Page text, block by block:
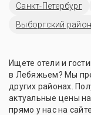
Санкт-Петербург
Выборгский район
Ищете отели и
в Лебяжьем? Мы
других районах.
актуальные цены на
прямо у нас на